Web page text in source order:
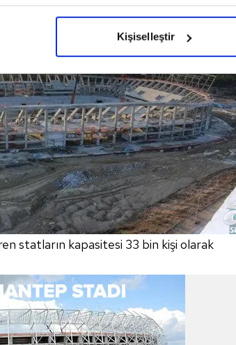
gelen çabayı gösterdiğimizi ve bu
çerezlere izin vermedikleri takdirde,
için İnternet Sitemizde kendimize ve
verileriniz işlenmekte olup gerekli olan
çerezler, sitemizin daha işlevsel kılınması
amaçlarıyla sınırlı olarak açık
yer alan panel vasıtasıyla
Metnimiziziyaret edebilirsiniz.
Kanunu uyarınca hazırlanmış
çerezlerle ilgili bilgi almak için lütfentıklayınız
Kişiselleştir
statların kapasitesi 33 bin kişi olarak